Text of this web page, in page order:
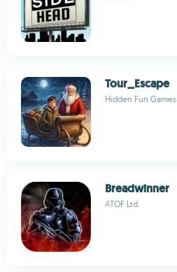
Tour_Escape
Hidden Fun Games
Breadwinner
ATOF Ltd.